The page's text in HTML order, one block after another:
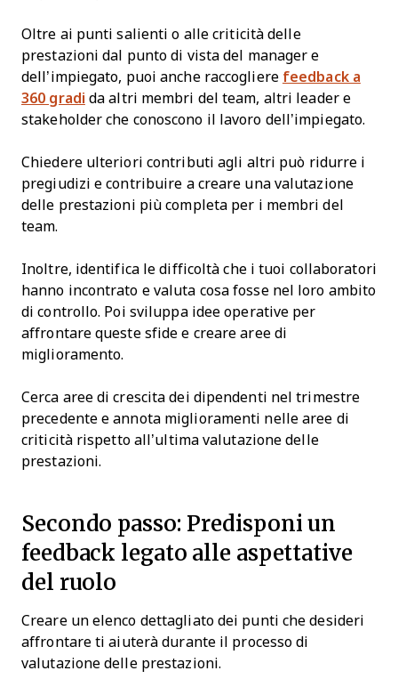
Oltre ai punti salienti o alle criticità delle
prestazioni dal punto di vista del manager e
dell’impiegato, puoi anche raccogliere feedback a
360 gradi da altri membri del team, altri leader e
stakeholder che conoscono il lavoro dell’impiegato.
Chiedere ulteriori contributi agli altri può ridurre i
pregiudizi e contribuire a creare una valutazione
delle prestazioni più completa per i membri del
team.
Inoltre, identifica le difficoltà che i tuoi collaboratori
hanno incontrato e valuta cosa fosse nel loro ambito
di controllo. Poi sviluppa idee operative per
affrontare queste sfide e creare aree di
miglioramento.
Cerca aree di crescita dei dipendenti nel trimestre
precedente e annota miglioramenti nelle aree di
criticità rispetto all’ultima valutazione delle
prestazioni.
Secondo passo: Predisponi un
feedback legato alle aspettative
del ruolo
Creare un elenco dettagliato dei punti che desideri
affrontare ti aiuterà durante il processo di
valutazione delle prestazioni.